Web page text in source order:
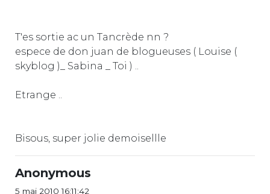
T'es sortie ac un Tancrède nn ?
espece de don juan de blogueuses ( Louise (
skyblog )_ Sabina _ Toi ) ..
Etrange ..
Bisous, super jolie demoisellle
Anonymous
5 mai 2010 16:11:42